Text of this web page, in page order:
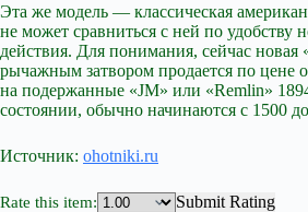
Эта же модель — классическая
не может сравниться с ней по удобству
действия. Для понимания, сейчас новая
рычажным затвором продается по цене
на подержанные «JM» или «Remlin»
состоянии, обычно начинаются с 1500
Источник: ohotniki.ru
Rate this item:
Submit Rating